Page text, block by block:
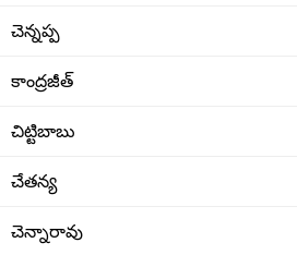
చెన్నప్ప
కాంద్రజీత్
చిట్టిబాబు
చేతన్య
చెన్నారావు